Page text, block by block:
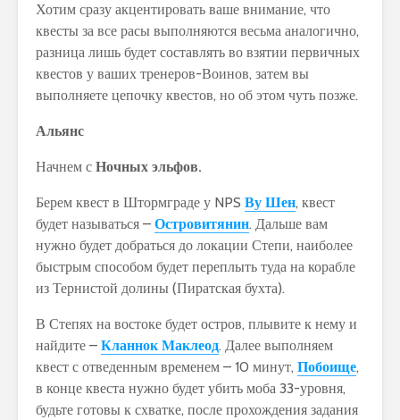
Хотим сразу акцентировать ваше внимание, что
квесты за все расы выполняются весьма аналогично,
разница лишь будет составлять во взятии первичных
квестов у ваших тренеров-Воинов, затем вы
выполняете цепочку квестов, но об этом чуть позже.
Альянс
Начнем с Ночных эльфов.
Берем квест в Штормграде у NPS Ву Шен, квест
будет называться – Островитянин. Дальше вам
нужно будет добраться до локации Степи, наиболее
быстрым способом будет переплыть туда на корабле
из Тернистой долины (Пиратская бухта).
В Степях на востоке будет остров, плывите к нему и
найдите – Кланнок Маклеод. Далее выполняем
квест с отведенным временем – 10 минут, Побоище,
в конце квеста нужно будет убить моба 33-уровня,
будьте готовы к схватке, после прохождения задания